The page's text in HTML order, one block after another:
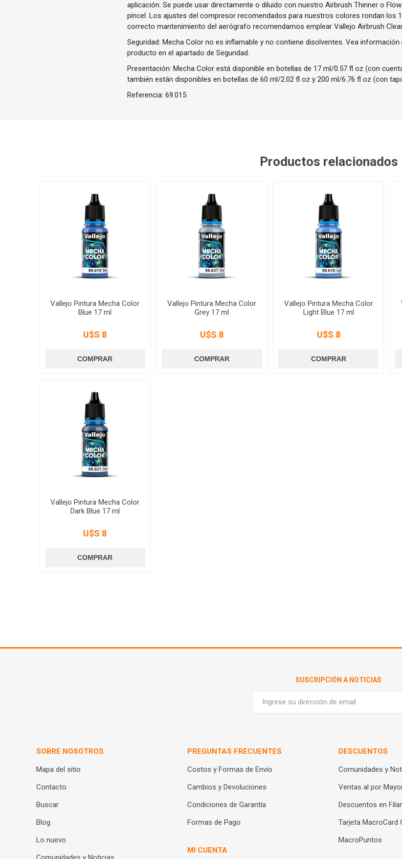
aplicación. Se puede usar directamente o diluido con nuestro Airbrush Thinner o
pincel. Los ajustes del compresor recomendados para nuestros colores rondan los
correcto mantenimiento del aerógrafo recomendamos emplear Vallejo Airbrush
Seguridad: Mecha Color no es inflamable y no contiene disolventes. Vea
producto en el apartado de Seguridad.
Presentación: Mecha Color está disponible en botellas de 17 ml/0.57 fl oz (con
también están disponibles en botellas de 60 ml/2.02 fl oz y 200 ml/6.76 fl oz (con
Referencia:69.015
Productos relacionados
Vallejo Pintura Mecha Color
Blue 17 ml
U$S 8
Vallejo Pintura Mecha Color
Grey 17 ml
U$S 8
Vallejo Pintura Mecha Color
Light Blue 17 ml
U$S 8
Vallejo Pintura Mecha Color
Dark Blue 17 ml
U$S 8
SUSCRIPCIÓN A NOTICIAS
SOBRE NOSOTROS
Mapa del sitio
Contacto
Buscar
Blog
Lo nuevo
PREGUNTAS FRECUENTES
Costos y Formas de Envío
Cambios y Devoluciones
Condiciones de Garantía
Formas de Pago
MI CUENTA
DESCUENTOS
Comunidades y
Ventas al por
Descuentos en
Tarjeta MacroCard
MacroPuntos